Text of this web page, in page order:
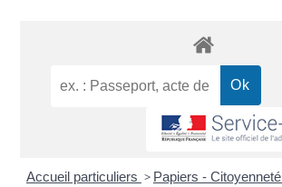
Accueil particuliers > Papiers - Citoyenneté